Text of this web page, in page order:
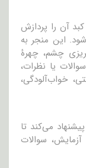
آن را پردازش
این منجر به
چشم، چهرۀ
یا نظرات،
خواب‌آلودگی،
می‌کند تا
سوالات